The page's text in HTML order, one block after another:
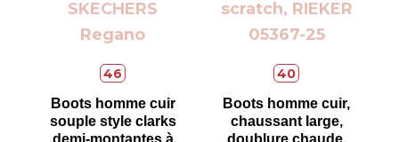
46
Boots homme cuir
souple style clarks
40
Boots homme cuir,
chaussant large,